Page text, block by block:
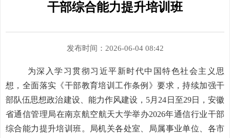
干部综合能力提升培训班
发布时间：2026-06-04 08:42
为深入学习贯彻习近平新时代中国特色社会主义思
想， 全面落实《干部教育培训工作条例》要求，持续加强干
部队伍思想政治建设、能力作风建设， 5月24日至29日， 安徽
省通信管理局在南京航空航天大学举办2026年通信行业干部
综合能力提升培训班 。
局机关各处室、局属事业单位、各市